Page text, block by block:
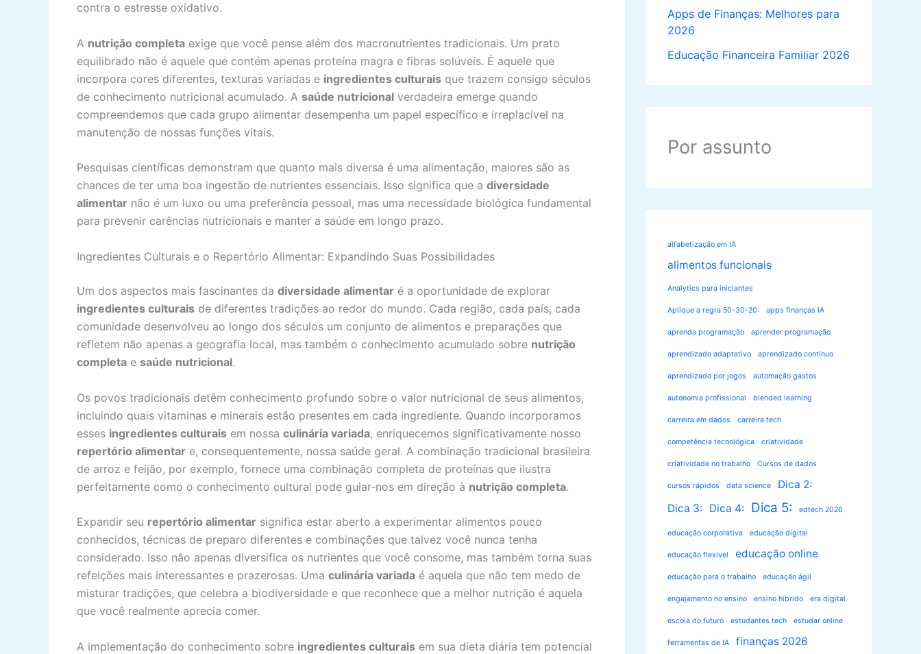
contra o estresse oxidativo.
A nutrição completa exige que você pense além dos macronutrientes tradicionais. Um prato
equilibrado não é aquele que contém apenas proteína magra e fibras solúveis. É aquele que
incorpora cores diferentes, texturas variadas e ingredientes culturais que trazem consigo séculos
de conhecimento nutricional acumulado. A saúde nutricional verdadeira emerge quando
compreendemos que cada grupo alimentar desempenha um papel específico e irreplacível na
manutenção de nossas funções vitais.
Pesquisas científicas demonstram que quanto mais diversa é uma alimentação, maiores são as
chances de ter uma boa ingestão de nutrientes essenciais. Isso significa que a diversidade
alimentar não é um luxo ou uma preferência pessoal, mas uma necessidade biológica fundamental
para prevenir carências nutricionais e manter a saúde em longo prazo.
Ingredientes Culturais e o Repertório Alimentar: Expandindo Suas Possibilidades
Um dos aspectos mais fascinantes da diversidade alimentar é a oportunidade de explorar
ingredientes culturais de diferentes tradições ao redor do mundo. Cada região, cada país, cada
comunidade desenvolveu ao longo dos séculos um conjunto de alimentos e preparações que
refletem não apenas a geografia local, mas também o conhecimento acumulado sobre nutrição
completa e saúde nutricional.
Os povos tradicionais detêm conhecimento profundo sobre o valor nutricional de seus alimentos,
incluindo quais vitaminas e minerais estão presentes em cada ingrediente. Quando incorporamos
esses ingredientes culturais em nossa culinária variada, enriquecemos significativamente nosso
repertório alimentar e, consequentemente, nossa saúde geral. A combinação tradicional brasileira
de arroz e feijão, por exemplo, fornece uma combinação completa de proteínas que ilustra
perfeitamente como o conhecimento cultural pode guiar-nos em direção à nutrição completa.
Expandir seu repertório alimentar significa estar aberto a experimentar alimentos pouco
conhecidos, técnicas de preparo diferentes e combinações que talvez você nunca tenha
considerado. Isso não apenas diversifica os nutrientes que você consome, mas também torna suas
refeições mais interessantes e prazerosas. Uma culinária variada é aquela que não tem medo de
misturar tradições, que celebra a biodiversidade e que reconhece que a melhor nutrição é aquela
que você realmente aprecia comer.
A implementação do conhecimento sobre ingredientes culturais em sua dieta diária tem potencial
Apps de Finanças: Melhores para
2026
Educação Financeira Familiar 2026
Por assunto
alfabetização em IA
alimentos funcionais
Analytics para iniciantes
Aplique a regra 50-30-20: apps finanças IA
aprenda programação aprender programação
aprendizado adaptativo aprendizado contínuo
aprendizado por jogos automação gastos
autonomia profissional blended learning
carreira em dados carreira tech
competência tecnológica criatividade
criatividade no trabalho Cursos de dados
cursos rápidos data science
Dica 2:
Dica 3:
Dica 4: Dica 5: edtech 2026
educação corporativa educação digital
educação flexível educação online
educação para o trabalho educação ágil
engajamento no ensino ensino híbrido era digital
escola do futuro estudantes tech estudar online
ferramentas de IA finanças 2026